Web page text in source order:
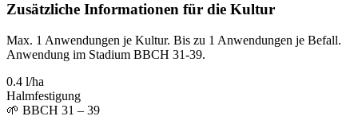
Zusätzliche Informationen für die Kultur
Max. 1 Anwendungen je Kultur. Bis zu 1 Anwendungen je Befall.
Anwendung im Stadium BBCH 31-39.
0.4 l/ha
Halmfestigung
🌱 BBCH 31 – 39